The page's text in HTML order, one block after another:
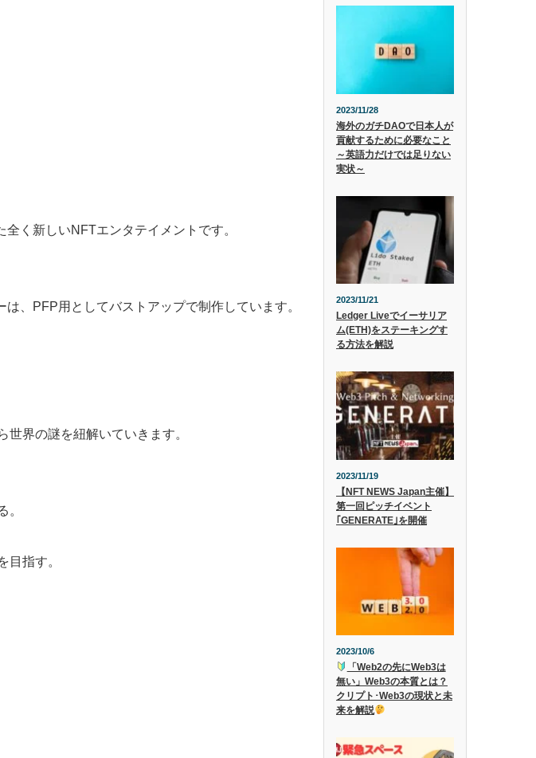
く新しいNFTエンタテイメントです。
、PFP用としてバストアップで制作しています。
界の謎を紐解いていきます。‍
。
目指す。
2023/11/28
海外のガチDAOで日本人が
貢献するために必要なこと
～英語力だけでは足りない
実状～
2023/11/21
Ledger Liveでイーサリア
ム(ETH)をステーキングす
る方法を解説
2023/11/19
【NFT NEWS Japan主催】
第一回ピッチイベント
｢GENERATE｣を開催
2023/10/6
「Web2の先にWeb3は
無い」Web3の本質とは？
クリプト･Web3の現状と未
来を解説